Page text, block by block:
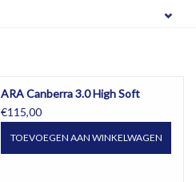
ARA Canberra 3.0 High Soft
€115,00
TOEVOEGEN AAN WINKELWAGEN